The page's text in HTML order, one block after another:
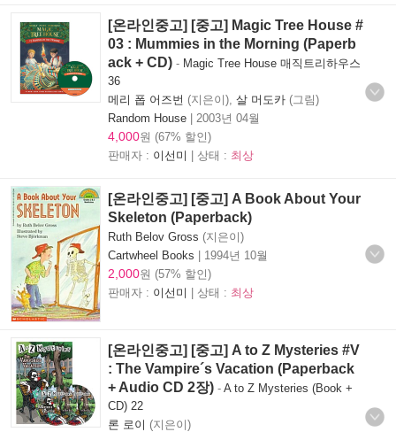
[온라인중고] [중고] Magic Tree House #
03 : Mummies in the Morning (Paperb
ack + CD) - Magic Tree House 매직트리하우스
36
메리 폽 어즈번 (지은이), 살 머도카 (그림)
Random House | 2003년 04월
4,000원 (67% 할인)
판매자 : 이선미 | 상태 : 최상
[온라인중고] [중고] A Book About Your
Skeleton (Paperback)
Ruth Belov Gross (지은이)
Cartwheel Books | 1994년 10월
2,000원 (57% 할인)
판매자 : 이선미 | 상태 : 최상
[온라인중고] [중고] A to Z Mysteries #V
: The Vampire´s Vacation (Paperback
+ Audio CD 2장) - A to Z Mysteries (Book +
CD) 22
론 로이 (지은이)